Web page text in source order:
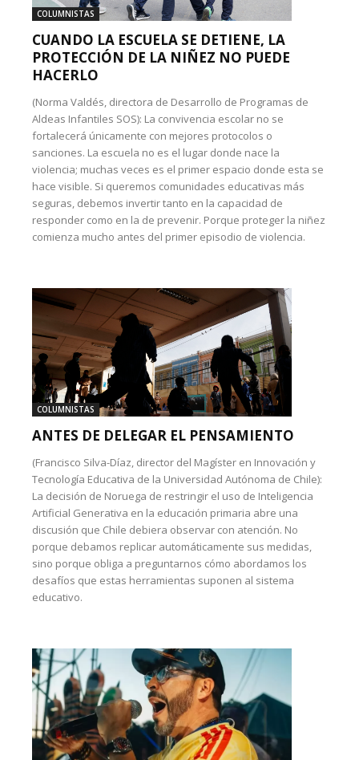
COLUMNISTAS
CUANDO LA ESCUELA SE DETIENE, LA
PROTECCIÓN DE LA NIÑEZ NO PUEDE
HACERLO
(Norma Valdés, directora de Desarrollo de Programas de
Aldeas Infantiles SOS): La convivencia escolar no se
fortalecerá únicamente con mejores protocolos o
sanciones. La escuela no es el lugar donde nace la
violencia; muchas veces es el primer espacio donde esta se
hace visible. Si queremos comunidades educativas más
seguras, debemos invertir tanto en la capacidad de
responder como en la de prevenir. Porque proteger la niñez
comienza mucho antes del primer episodio de violencia.
COLUMNISTAS
ANTES DE DELEGAR EL PENSAMIENTO
(Francisco Silva-Díaz, director del Magíster en Innovación y
Tecnología Educativa de la Universidad Autónoma de Chile):
La decisión de Noruega de restringir el uso de Inteligencia
Artificial Generativa en la educación primaria abre una
discusión que Chile debiera observar con atención. No
porque debamos replicar automáticamente sus medidas,
sino porque obliga a preguntarnos cómo abordamos los
desafíos que estas herramientas suponen al sistema
educativo.